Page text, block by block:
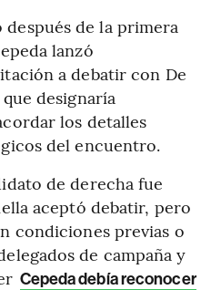
de la primera
lanzó
a debatir con De
designaría
los detalles
del encuentro.
de derecha fue
aceptó debatir, pero
condiciones previas o
de campaña y
Cepeda debía reconocer